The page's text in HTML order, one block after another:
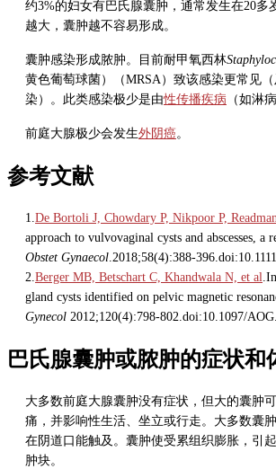
约3%的妇女有巴氏腺囊肿，通常发生在20多
越大，囊肿越不容易形成。
囊肿感染形成脓肿。目前耐甲氧西林
黄色葡萄球菌）（MRSA）致该感染更常见
染）。此类感染极少是由性传播疾病 （如淋
前庭大腺极少会发生外阴癌。
参考文献
1. De Bortoli J, Chowdary P, Nikpoor P,
approach to vulvovaginal cysts and abscesses, a
Obstet Gynaecol .2018;58(4):388-
2. Berger MB, Betschart C, Khandwala N, et al
gland cysts identified on pelvic magnetic
Gynecol 2012;120(4):798-802.doi:10.1097/
巴氏腺囊肿或脓肿的症状和
大多数前庭大腺囊肿没有症状，但大的囊肿
痛，并影响性生活、坐立或行走。大多数囊
在阴道口能触及。囊肿使受累组织膨胀，引
肿块。